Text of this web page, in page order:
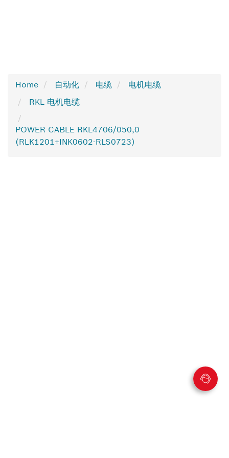
Home 自动化 电缆
电机电缆
RKL 电机电缆
POWER CABLE RKL4706/050,0
(RLK1201+INK0602-RLS0723)